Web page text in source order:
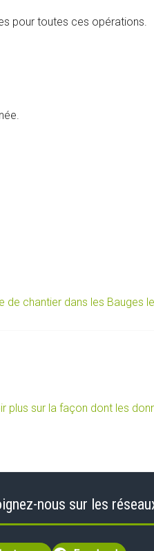
pour toutes ces opérations.
de chantier dans les Bauges
plus sur la façon dont les
nous sur les